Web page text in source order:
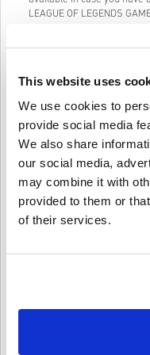
This website uses
We use cookies to
provide social media
We also share
our social media,
may combine it with
provided to them or
of their services.
LEAGUE OF LEGENDS
forms or surveys to fill out
LEAGUE OF LEGENDS
Kā tas darbojas
Jauns Livecards.net?
Atruna
•Priekšpasūtīšanas
• Lai iegūtu plašāku